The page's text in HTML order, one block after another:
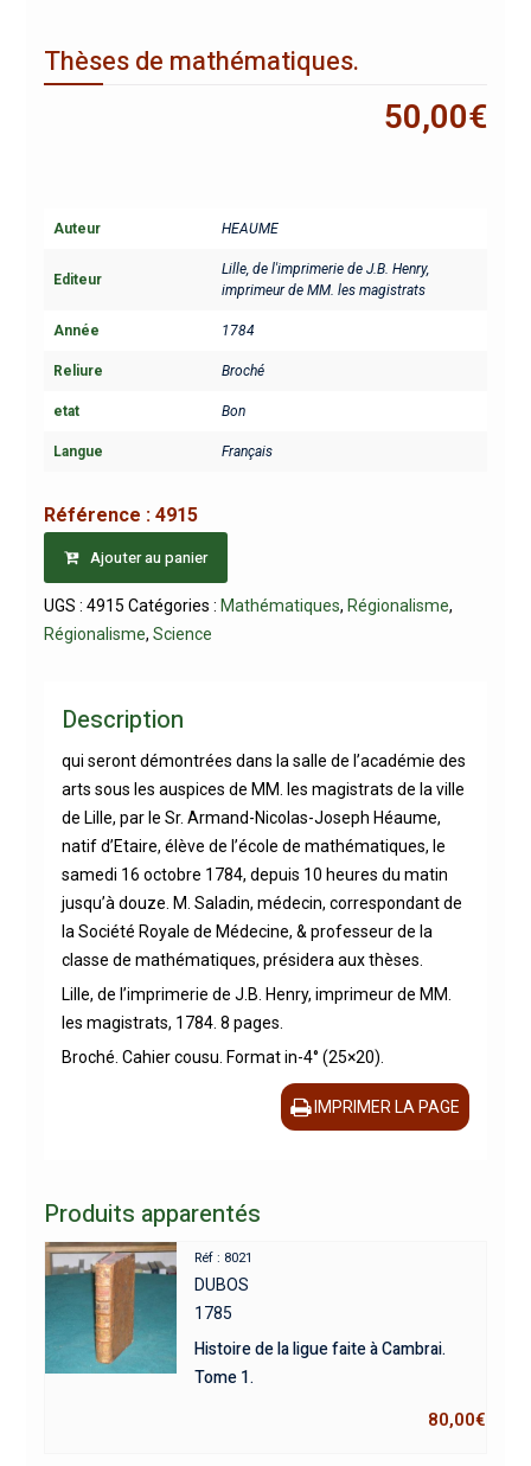
Thèses de mathématiques.
50,00€
Auteur HEAUME
Editeur
Lille, de l'imprimerie de J.B. Henry,
imprimeur de MM. les magistrats
Année 1784
Reliure Broché
etat Bon
Langue Français
Référence : 4915
Ajouter au panier
UGS : 4915 Catégories : Mathématiques, Régionalisme,
Régionalisme, Science
Description
qui seront démontrées dans la salle de l’académie des
arts sous les auspices de MM. les magistrats de la ville
de Lille, par le Sr. Armand-Nicolas-Joseph Héaume,
natif d’Etaire, élève de l’école de mathématiques, le
samedi 16 octobre 1784, depuis 10 heures du matin
jusqu’à douze. M. Saladin, médecin, correspondant de
la Société Royale de Médecine, & professeur de la
classe de mathématiques, présidera aux thèses.
Lille, de l’imprimerie de J.B. Henry, imprimeur de MM.
les magistrats, 1784. 8 pages.
Broché. Cahier cousu. Format in-4° (25×20).
IMPRIMER LA PAGE
Produits apparentés
Réf : 8021
DUBOS
1785
Histoire de la ligue faite à Cambrai.
Tome 1.
80,00€